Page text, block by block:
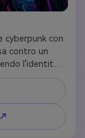
cyberpunk con
contro un
l'identità
tech con
olografiche e
bagnate di
sfondo,
espressioni